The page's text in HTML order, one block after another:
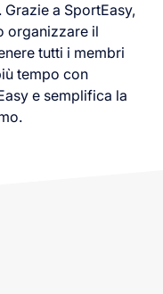
a SportEasy,
organizzare il
tutti i membri
tempo con
e semplifica la